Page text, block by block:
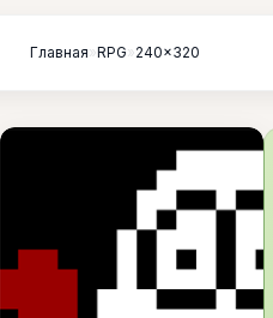
Главная»RPG»240x320